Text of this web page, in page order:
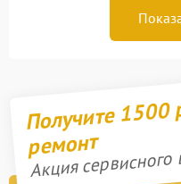
Получите 1500
ремонт
Акция